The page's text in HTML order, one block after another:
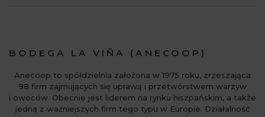
BODEGA LA VIÑA (ANECOOP)
Anecoop to spółdzielnia założona w 1975 roku, zrzeszająca
98 firm zajmujących się uprawą i przetwórstwem warzyw
i owoców. Obecnie jest liderem na rynku hiszpańskim, a także
jedną z ważniejszych firm tego typu w Europie. Działalność